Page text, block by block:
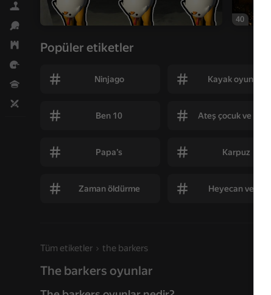
Simülatörler
Spor
Strateji
Yarışmalar
40
Popüler etiketler
Ninjago Kayak oyunları
Ben 10 Ateş çocuk ve su kız
Papa’s Karpuz
Zaman öldürme Heyecan verici
Tüm etiketler the barkers
The barkers oyunlar